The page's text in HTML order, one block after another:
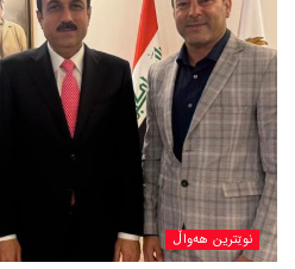
نوێترین هەواڵ